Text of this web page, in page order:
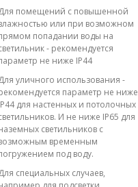
помещений с повышенной
или при возможном
попадании воды на
- рекомендуется
не ниже IP44
уличного использования -
параметр не ниже
для настенных и потолочных
И не ниже IP65 для
светильников с
временным
под воду.
специальных случаев,